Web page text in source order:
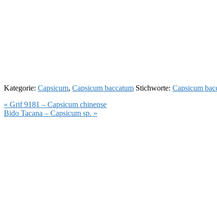
Kategorie: Capsicum, Capsicum baccatum Stichworte: Capsicum
Vorheriger
Beitrag:
« Grif 9181 – Capsicum chinense
Nächster
Bido Tacana – Capsicum sp. »